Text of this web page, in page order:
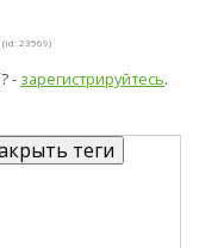
(id: 23569)
- зарегистрируйтесь.